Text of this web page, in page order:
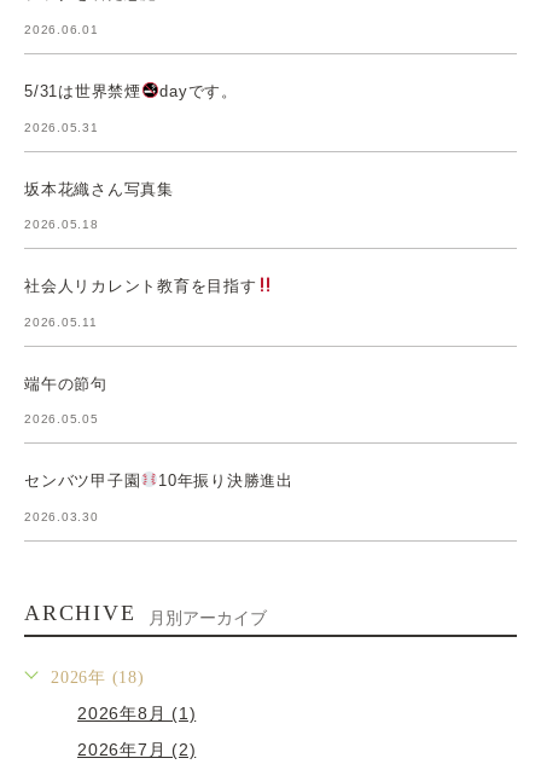
2026.06.01
5/31は世界禁煙 dayです。
2026.05.31
坂本花織さん写真集
2026.05.18
社会人リカレント教育を目指す
2026.05.11
端午の節句
2026.05.05
センバツ甲子園 10年振り決勝進出
2026.03.30
ARCHIVE 月別アーカイブ
2026年 (18)
2026年8月 (1)
2026年7月 (2)